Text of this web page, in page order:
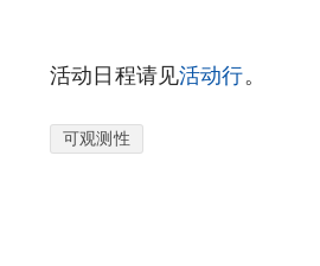
活动日程请见活动行。
可观测性